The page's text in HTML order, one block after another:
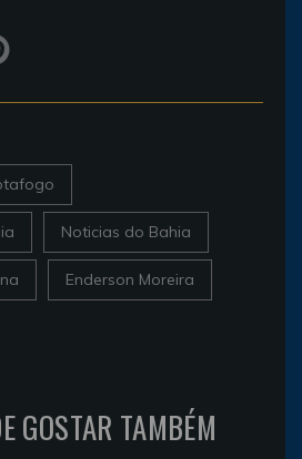
Noticias do Bahia
Enderson Moreira
GOSTAR TAMBÉM